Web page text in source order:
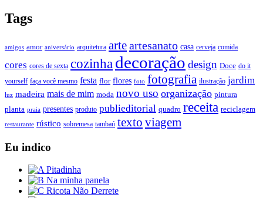
Tags
amigos amor aniversário arquitetura arteartesanato casa cerveja comida
cores cores de sexta cozinha decoração design Doce do it
yourself faça você mesmo festa flor flores foto fotografia ilustração jardim
luz madeira mais de mim moda novo uso organização pintura
planta praia presentes produto publieditorial quadro receita reciclagem
restaurante rústico sobremesa tambaú texto viagem
Eu indico